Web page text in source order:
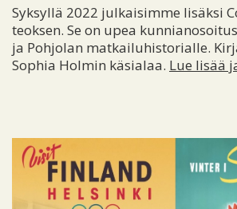
Syksyllä 2022 julkaisimme lisäksi
teoksen. Se on upea
ja Pohjolan matkailuhistorialle.
Sophia Holmin käsialaa. Lue lisää